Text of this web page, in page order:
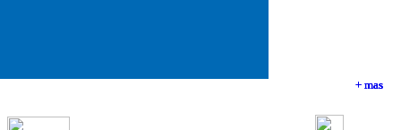
+ mas
+ mas
+ mas
+ mas